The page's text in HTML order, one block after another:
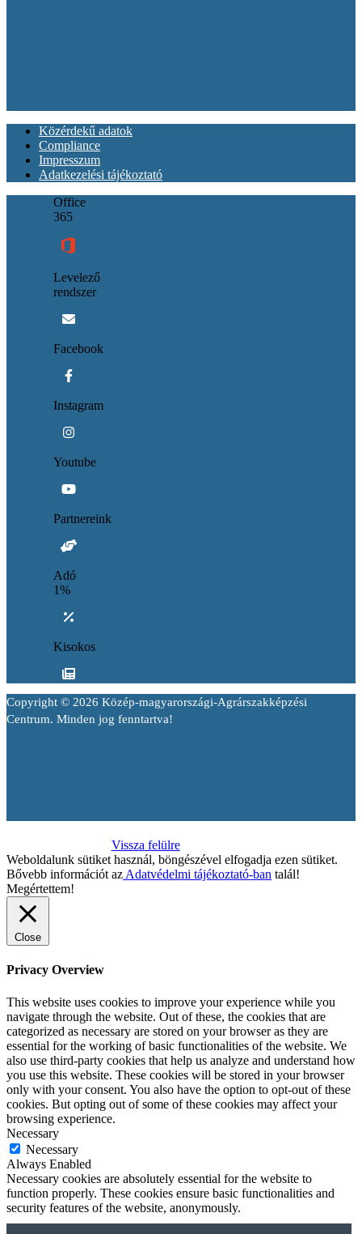
Közérdekű adatok
Compliance
Impresszum
Adatkezelési tájékoztató
Office
365
Levelező
rendszer
Facebook
Instagram
Youtube
Partnereink
Adó
1%
Kisokos
Copyright © 2026 Közép-magyarországi-Agrárszakképzési
Centrum. Minden jog fenntartva!
Vissza felülre
Weboldalunk sütiket használ, böngészével elfogadja ezen sütiket.
Bővebb információt az Adatvédelmi tájékoztató-ban talál!
Megértettem!
Close
Privacy Overview
This website uses cookies to improve your experience while you
navigate through the website. Out of these, the cookies that are
categorized as necessary are stored on your browser as they are
essential for the working of basic functionalities of the website. We
also use third-party cookies that help us analyze and understand how
you use this website. These cookies will be stored in your browser
only with your consent. You also have the option to opt-out of these
cookies. But opting out of some of these cookies may affect your
browsing experience.
Necessary
Necessary
Always Enabled
Necessary cookies are absolutely essential for the website to
function properly. These cookies ensure basic functionalities and
security features of the website, anonymously.